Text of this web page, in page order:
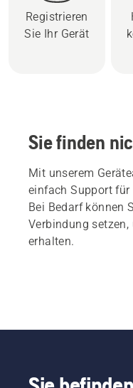
Registrieren
Sie Ihr Gerät
Sie finden
Mit unserem
einfach Support für
Bei Bedarf können
Verbindung
erhalten.